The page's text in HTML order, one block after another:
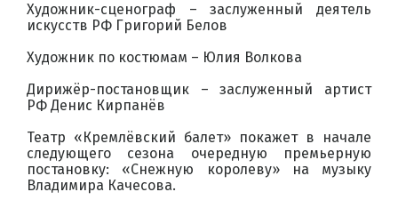
Художник-сценограф – заслуженный деятель
искусств РФ Григорий Белов
Художник по костюмам – Юлия Волкова
Дирижёр-постановщик – заслуженный артист
РФ Денис Кирпанёв
Театр «Кремлёвский балет» покажет в начале
следующего сезона очередную премьерную
постановку: «Снежную королеву» на музыку
Владимира Качесова.